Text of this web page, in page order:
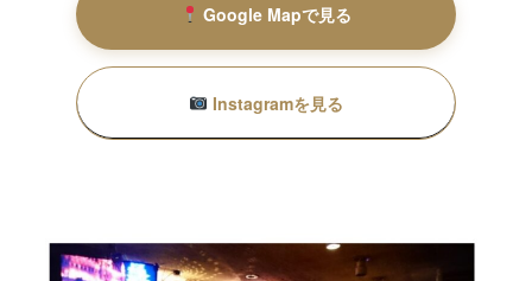
Google Mapで見る
Instagramを見る